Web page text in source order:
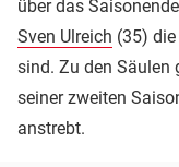
über das
Sven Ulreich (35)
sind. Zu den Säulen
seiner zweiten
anstrebt.